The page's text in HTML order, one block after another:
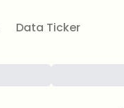
Data Ticker